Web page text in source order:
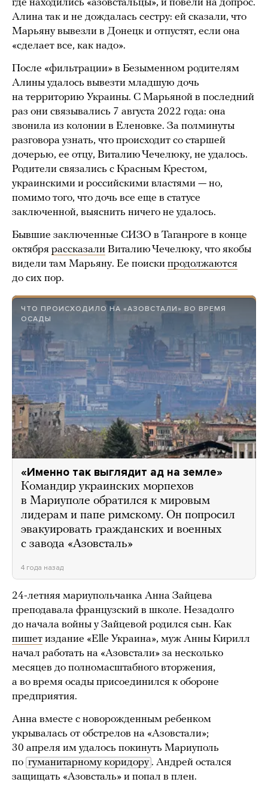
где находились «азовстальцы», и повели на допрос.
Алина так и не дождалась сестру: ей сказали, что
Марьяну вывезли в Донецк и отпустят, если она
«сделает все, как надо».
После «фильтрации» в Безыменном родителям
Алины удалось вывезти младшую дочь
на территорию Украины. С Марьяной в последний
раз они связывались 7 августа 2022 года: она
звонила из колонии в Еленовке. За полминуты
разговора узнать, что происходит со старшей
дочерью, ее отцу, Виталию Чечелюку, не удалось.
Родители связались с Красным Крестом,
украинскими и российскими властями — но,
помимо того, что дочь все еще в статусе
заключенной, выяснить ничего не удалось.
Бывшие заключенные СИЗО в Таганроге в конце
октября рассказали Виталию Чечелюку, что якобы
видели там Марьяну. Ее поиски продолжаются
до сих пор.
ЧТО ПРОИСХОДИЛО НА «АЗОВСТАЛИ» ВО ВРЕМЯ
ОСАДЫ
«Именно так выглядит ад на земле»
Командир украинских морпехов
в Мариуполе обратился к мировым
лидерам и папе римскому. Он попросил
эвакуировать гражданских и военных
с завода «Азовсталь»
4 года назад
24-летняя мариупольчанка Анна Зайцева
преподавала французский в школе. Незадолго
до начала войны у Зайцевой родился сын. Как
пишет издание «Elle Украина», муж Анны Кирилл
начал работать на «Азовстали» за несколько
месяцев до полномасштабного вторжения,
а во время осады присоединился к обороне
предприятия.
Анна вместе с новорожденным ребенком
укрывалась от обстрелов на «Азовстали»;
30 апреля им удалось покинуть Мариуполь
по гуманитарному коридору . Андрей остался
защищать «Азовсталь» и попал в плен.